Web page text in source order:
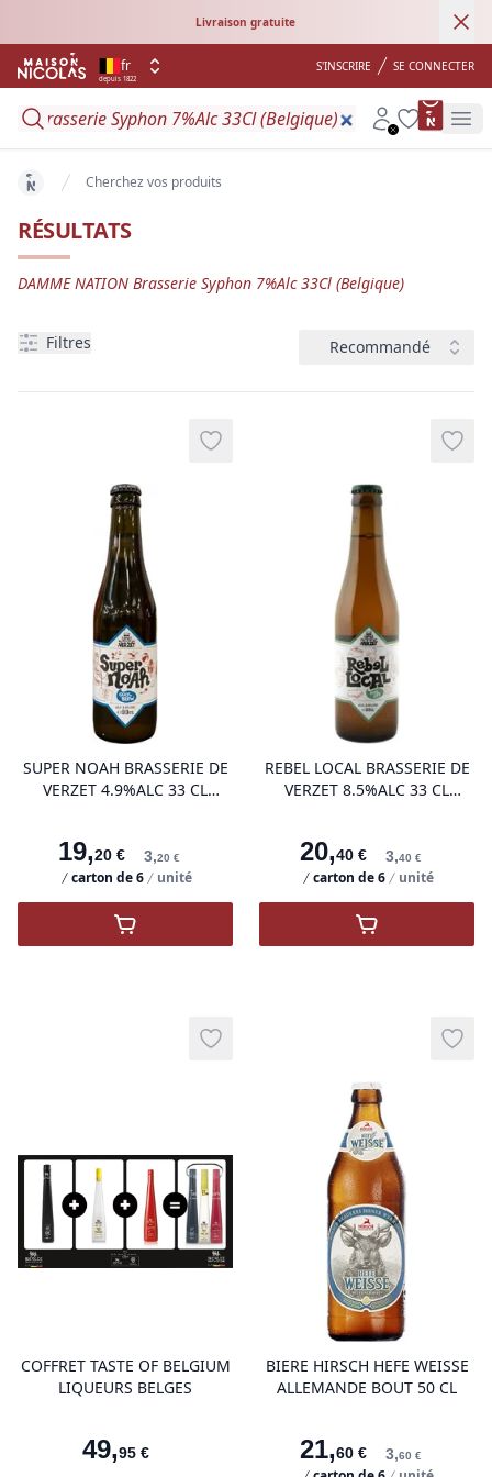
Livraison gratuite
depuis 1822
fr S'INSCRIRE SE CONNECTER
Search Account
Wishlist
Cherchez vos produits
RÉSULTATS
DAMME NATION Brasserie Syphon 7%Alc 33Cl (Belgique)
FiltresFiltres Recommandé
SUPER NOAH BRASSERIE DE
VERZET 4.9%ALC 33 CL
19,20 €
carton de6
3,20 €
unité
Add to wishlist
product variant items in cart, view
,SUPER NOAH Brasserie de Verzet
REBEL LOCAL BRASSERIE DE
VERZET 8.5%ALC 33 CL
20,40 €
carton de6
3,40 €
unité
Add
,REBEL
COFFRET TASTE OF BELGIUM
LIQUEURS BELGES
49,95 €
Add to wishlist
product variant items in cart, view
BIERE HIRSCH HEFE WEISSE
ALLEMANDE BOUT 50 CL
21,60 € 3,60 €
Add